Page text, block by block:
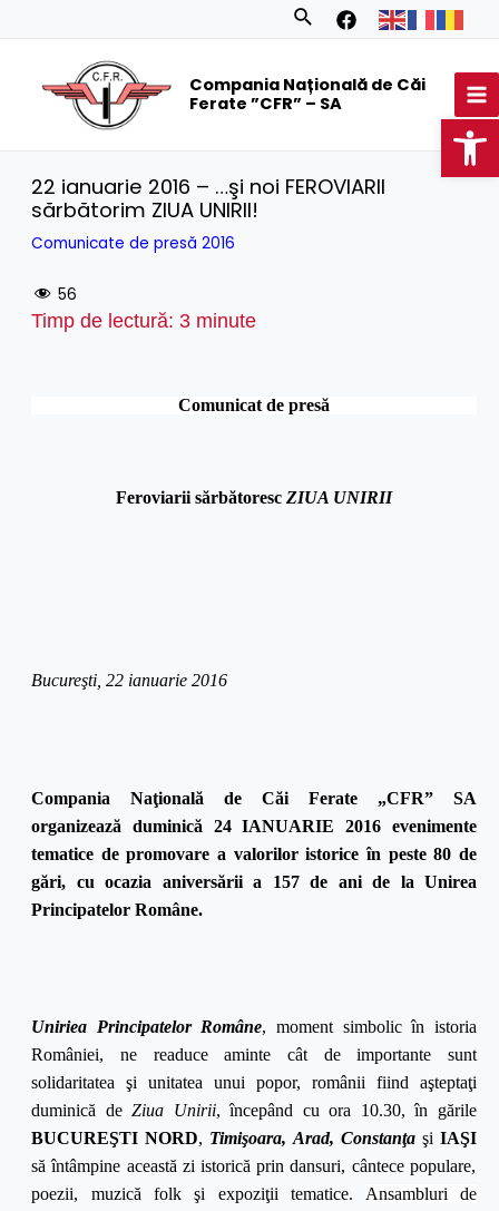
Search
Compania Națională de Căi
Ferate ”CFR” – SA
22 ianuarie 2016 – …şi noi FEROVIARII
sărbătorim ZIUA UNIRII!
Comunicate de presă 2016
56
Timp de lectură: 3 minute
Comunicat de presă
Feroviarii sărbătorescZIUA UNIRII
Bucureşti, 22 ianuarie 2016
Compania Naţională de Căi Ferate „CFR” SA
organizează duminică 24 IANUARIE 2016 evenimente
tematice de promovare a valorilor istorice în peste 80 de
gări, cu ocazia aniversării a 157 de ani de la Unirea
Principatelor Române.
Uniriea Principatelor Române, moment simbolic în istoria
României, ne readuce aminte cât de importante sunt
solidaritatea şi unitatea unui popor, românii fiind aşteptaţi
duminică deZiua Unirii, începând cu ora 10.30, în gările
BUCUREŞTI NORD, Timişoara, Arad, Constanţaşi IAŞI
să întâmpine această zi istorică prin dansuri, cântece populare,
poezii, muzică folk şi expoziţii tematice. Ansambluri de